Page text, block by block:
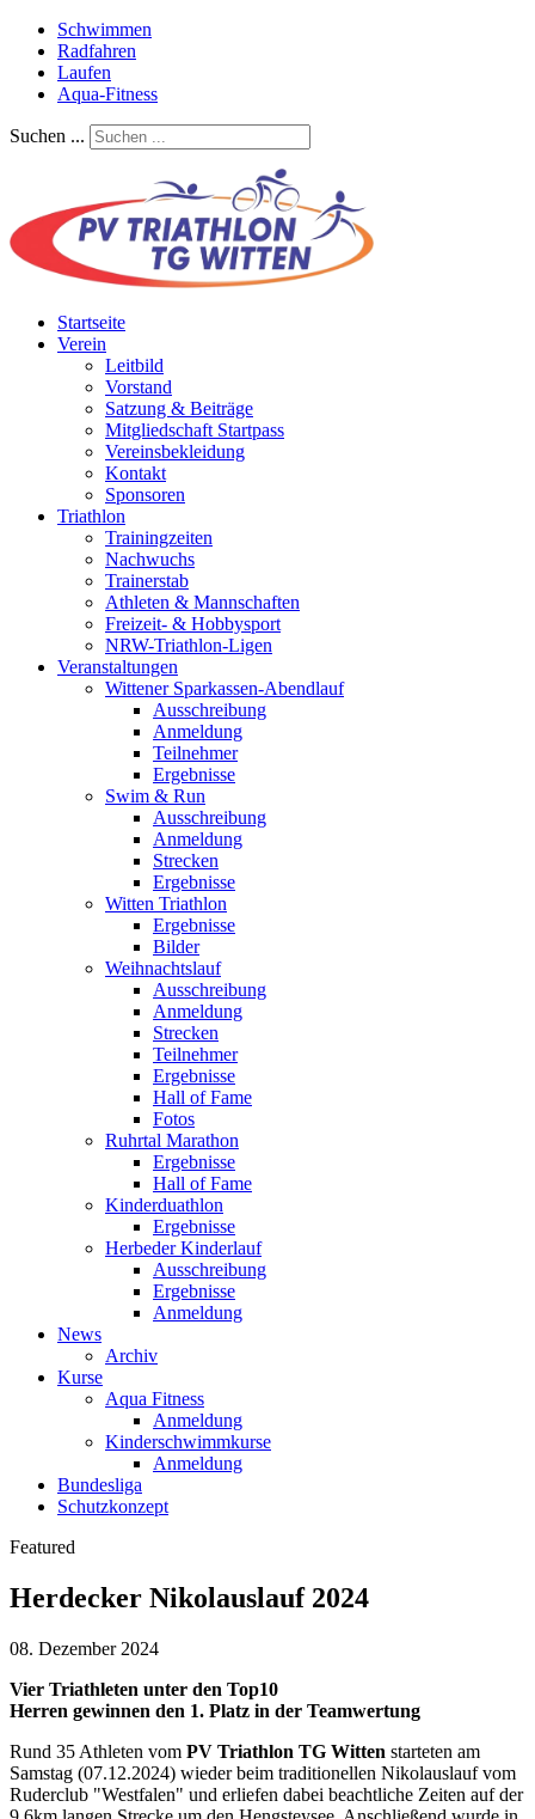
Schwimmen
Radfahren
Laufen
Aqua-Fitness
Suchen ...
Startseite
Verein
Leitbild
Vorstand
Satzung & Beiträge
Mitgliedschaft Startpass
Vereinsbekleidung
Kontakt
Sponsoren
Triathlon
Trainingzeiten
Nachwuchs
Trainerstab
Athleten & Mannschaften
Freizeit- & Hobbysport
NRW-Triathlon-Ligen
Veranstaltungen
Wittener Sparkassen-Abendlauf
Ausschreibung
Anmeldung
Teilnehmer
Ergebnisse
Swim & Run
Ausschreibung
Anmeldung
Strecken
Ergebnisse
Witten Triathlon
Ergebnisse
Bilder
Weihnachtslauf
Ausschreibung
Anmeldung
Strecken
Teilnehmer
Ergebnisse
Hall of Fame
Fotos
Ruhrtal Marathon
Ergebnisse
Hall of Fame
Kinderduathlon
Ergebnisse
Herbeder Kinderlauf
Ausschreibung
Ergebnisse
Anmeldung
News
Archiv
Kurse
Aqua Fitness
Anmeldung
Kinderschwimmkurse
Anmeldung
Bundesliga
Schutzkonzept
Featured
Herdecker Nikolauslauf 2024
08. Dezember 2024
Vier Triathleten unter den Top10
Herren gewinnen den 1. Platz in der Teamwertung
Rund 35 Athleten vom PV Triathlon TG Witten starteten am
Samstag (07.12.2024) wieder beim traditionellen Nikolauslauf vom
Ruderclub "Westfalen" und erliefen dabei beachtliche Zeiten auf der